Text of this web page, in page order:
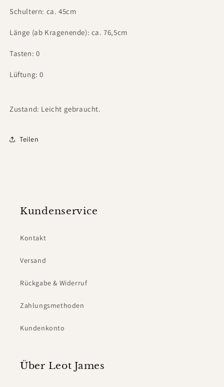
Schultern: ca. 45cm
Länge (ab Kragenende): ca. 76,5cm
Tasten: 0
Lüftung: 0
Zustand: Leicht gebraucht.
Teilen
Kundenservice
Kontakt
Versand
Rückgabe & Widerruf
Zahlungsmethoden
Kundenkonto
Über Leot James